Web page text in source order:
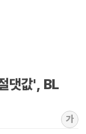
댓값', BL
가